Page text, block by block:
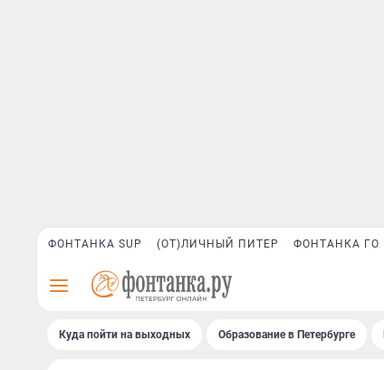
ФОНТАНКА SUP (ОТ)ЛИЧНЫЙ ПИТЕР ФОНТАНКА ГО
Куда пойти на выходных Образование в Петербурге